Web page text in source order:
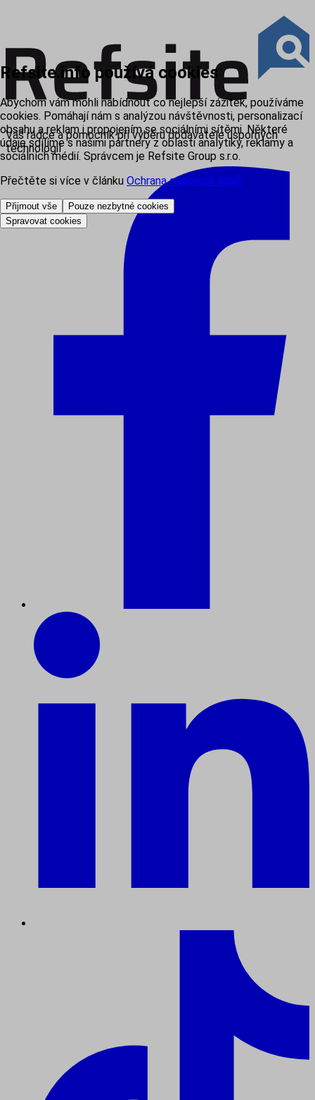
Váš rádce a pomocník při výběru dodavatele úsporných
technologií
Refsite.info používá cookies
Abychom vám mohli nabídnout co nejlepší zážitek, používáme
cookies. Pomáhají nám s analýzou návštěvnosti, personalizací
obsahu a reklam i propojením se sociálními sítěmi. Některé
údaje sdílíme s našimi partnery z oblasti analytiky, reklamy a
sociálních médií. Správcem je Refsite Group s.r.o.
Přečtěte si více v článku Ochrana osobních údajů.
Přijmout vše
Pouze nezbytné cookies
Spravovat cookies